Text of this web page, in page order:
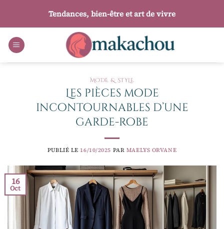
contenu
Tendances, bien-être et art de vivre
MODE & STYLE
Les pièces mode
incontournables d’une
garde-robe
PUBLIÉ LE 16/10/2025 PAR MAELYS ORVANE
16
Oct